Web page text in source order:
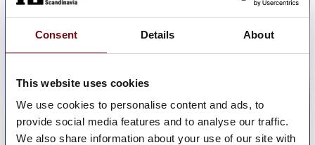
Consent Details About
This website uses cookies
We use cookies to personalise content and ads, to
provide social media features and to analyse our traffic.
We also share information about your use of our site with